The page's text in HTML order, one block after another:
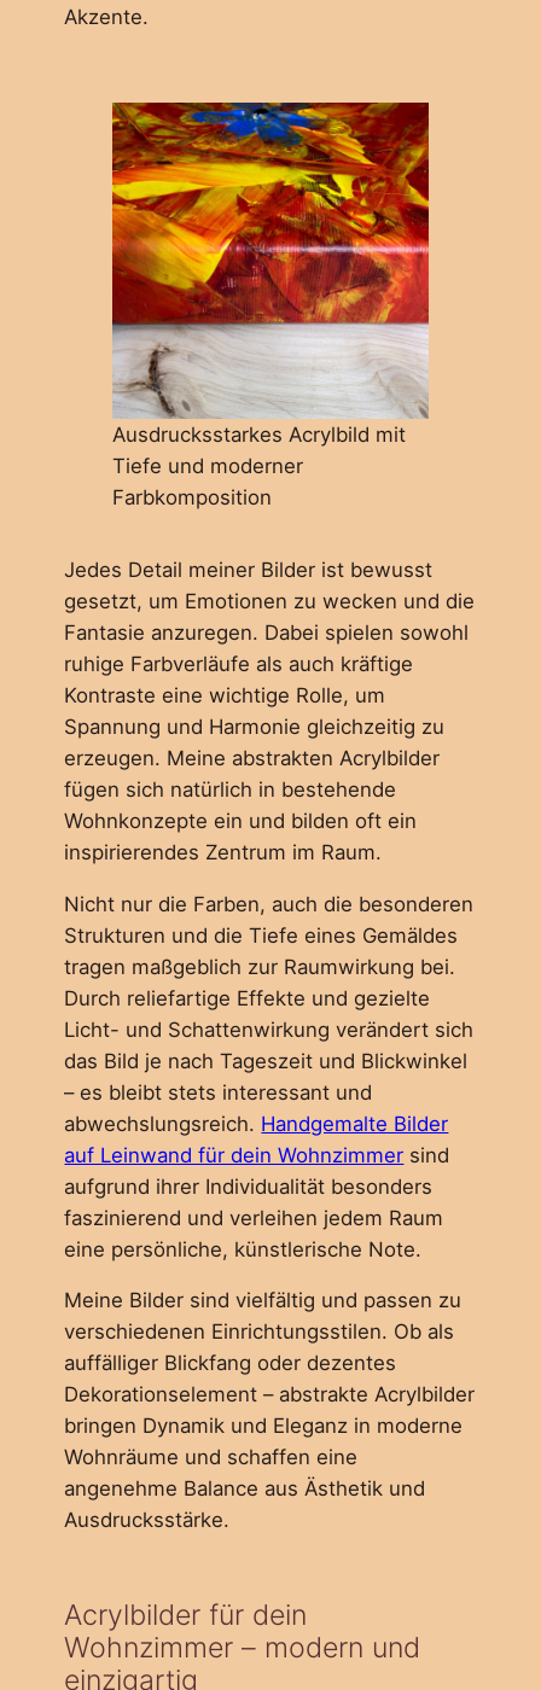
Akzente.
Ausdrucksstarkes Acrylbild mit
Tiefe und moderner
Farbkomposition
Jedes Detail meiner Bilder ist bewusst
gesetzt, um Emotionen zu wecken und die
Fantasie anzuregen. Dabei spielen sowohl
ruhige Farbverläufe als auch kräftige
Kontraste eine wichtige Rolle, um
Spannung und Harmonie gleichzeitig zu
erzeugen. Meine abstrakten Acrylbilder
fügen sich natürlich in bestehende
Wohnkonzepte ein und bilden oft ein
inspirierendes Zentrum im Raum.
Nicht nur die Farben, auch die besonderen
Strukturen und die Tiefe eines Gemäldes
tragen maßgeblich zur Raumwirkung bei.
Durch reliefartige Effekte und gezielte
Licht- und Schattenwirkung verändert sich
das Bild je nach Tageszeit und Blickwinkel
– es bleibt stets interessant und
abwechslungsreich. Handgemalte Bilder
auf Leinwand für dein Wohnzimmer sind
aufgrund ihrer Individualität besonders
faszinierend und verleihen jedem Raum
eine persönliche, künstlerische Note.
Meine Bilder sind vielfältig und passen zu
verschiedenen Einrichtungsstilen. Ob als
auffälliger Blickfang oder dezentes
Dekorationselement – abstrakte Acrylbilder
bringen Dynamik und Eleganz in moderne
Wohnräume und schaffen eine
angenehme Balance aus Ästhetik und
Ausdrucksstärke.
Acrylbilder für dein
Wohnzimmer – modern und
einzigartig